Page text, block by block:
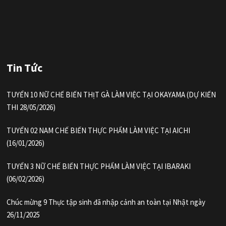
Tin Tức
TUYỂN 10 NỮ CHẾ BIẾN THỊT GÀ LÀM VIỆC TẠI OKAYAMA (DỰ KIẾN
THI 28/05/2026)
TUYỂN 02 NAM CHẾ BIẾN THỰC PHẨM LÀM VIỆC TẠI AICHI
(16/01/2026)
TUYỂN 3 NỮ CHẾ BIẾN THỰC PHẨM LÀM VIỆC TẠI IBARAKI
(06/02/2026)
Chúc mừng 9 Thực tập sinh đã nhập cảnh an toàn tại Nhật ngày
26/11/2025